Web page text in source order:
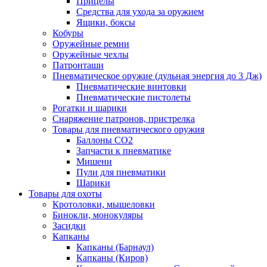
Средства для ухода за оружием
Ящики, боксы
Кобуры
Оружейные ремни
Оружейные чехлы
Патронташи
Пневматическое оружие (дульная энергия до 3 Дж)
Пневматические винтовки
Пневматические пистолеты
Рогатки и шарики
Снаряжение патронов, пристрелка
Товары для пневматического оружия
Баллоны СО2
Запчасти к пневматике
Мишени
Пули для пневматики
Шарики
Товары для охоты
Кротоловки, мышеловки
Бинокли, монокуляры
Засидки
Капканы
Капканы (Барнаул)
Капканы (Киров)